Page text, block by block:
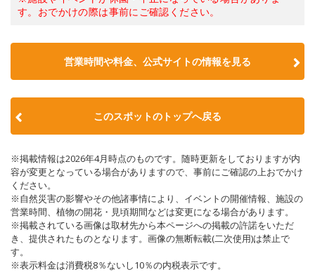
す。おでかけの際は事前にご確認ください。
営業時間や料金、公式サイトの情報を見る
このスポットのトップへ戻る
※掲載情報は2026年4月時点のものです。随時更新をしておりますが内
容が変更となっている場合がありますので、事前にご確認の上おでかけ
ください。
※自然災害の影響やその他諸事情により、イベントの開催情報、施設の
営業時間、植物の開花・見頃期間などは変更になる場合があります。
※掲載されている画像は取材先から本ページへの掲載の許諾をいただ
き、提供されたものとなります。画像の無断転載(二次使用)は禁止で
す。
※表示料金は消費税8％ないし10％の内税表示です。